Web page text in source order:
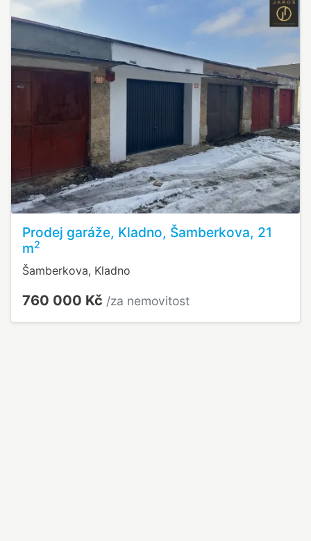
Prodej garáže, Kladno, Šamberkova, 21
m2
Šamberkova, Kladno
760 000 Kč /za nemovitost